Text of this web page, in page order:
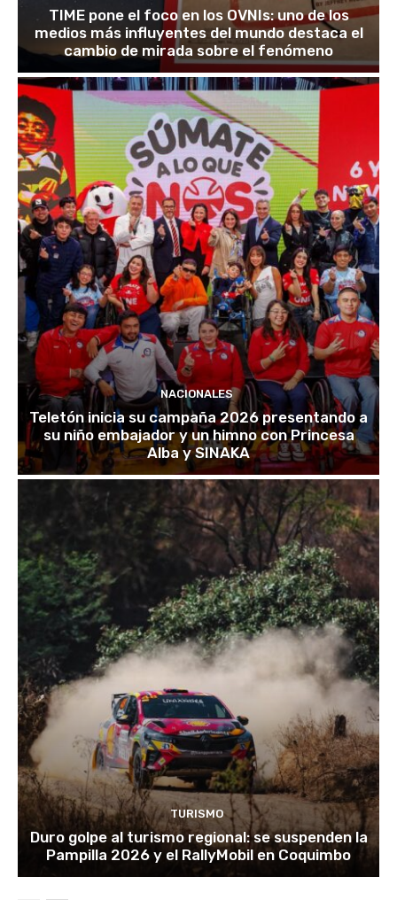
TIME pone el foco en los OVNIs: uno de los
medios más influyentes del mundo destaca el
cambio de mirada sobre el fenómeno
NACIONALES
Teletón inicia su campaña 2026 presentando a
su niño embajador y un himno con Princesa
Alba y SINAKA
TURISMO
Duro golpe al turismo regional: se suspenden la
Pampilla 2026 y el RallyMobil en Coquimbo